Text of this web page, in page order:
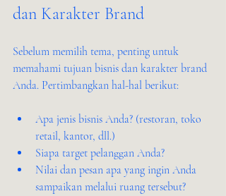
dan Karakter Brand
Sebelum memilih tema, penting untuk
memahami tujuan bisnis dan karakter brand
Anda. Pertimbangkan hal-hal berikut:
Apa jenis bisnis Anda? (restoran, toko
retail, kantor, dll.)
Siapa target pelanggan Anda?
Nilai dan pesan apa yang ingin Anda
sampaikan melalui ruang tersebut?